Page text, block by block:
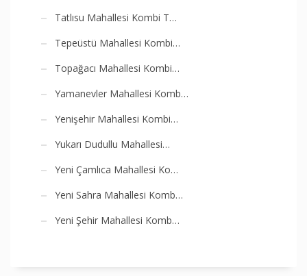
Tatlısu Mahallesi Kombi T…
Tepeüstü Mahallesi Kombi…
Topağacı Mahallesi Kombi…
Yamanevler Mahallesi Komb…
Yenişehir Mahallesi Kombi…
Yukarı Dudullu Mahallesi…
Yeni Çamlıca Mahallesi Ko…
Yeni Sahra Mahallesi Komb…
Yeni Şehir Mahallesi Komb…